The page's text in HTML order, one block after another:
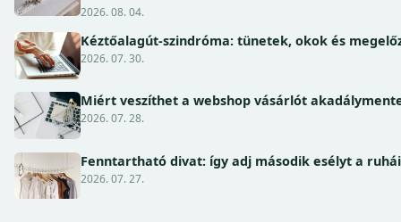
2026. 08. 04.
Kéztőalagút-szindróma: tünetek, okok és
2026. 07. 30.
Miért veszíthet a webshop vásárlót
2026. 07. 28.
Fenntartható divat: így adj második esélyt a
2026. 07. 27.